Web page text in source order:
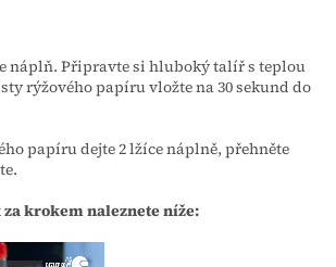
náplň. Připravte si hluboký talíř s teplou
rýžového papíru vložte na 30 sekund do
papíru dejte 2 lžíce náplně, přehněte
krokem naleznete níže: